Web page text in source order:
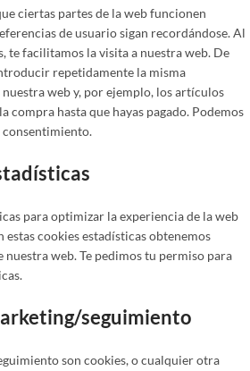
ciertas partes de la web funcionen
de usuario sigan recordándose. Al
te facilitamos la visita a nuestra web. De
repetidamente la misma
web y, por ejemplo, los artículos
compra hasta que hayas pagado. Podemos
consentimiento.
para optimizar la experiencia de la web
estas cookies estadísticas obtenemos
web. Te pedimos tu permiso para
seguimiento
son cookies, o cualquier otra